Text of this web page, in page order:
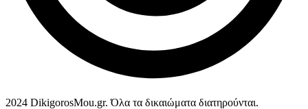
2024 DikigorosMou.gr. Όλα τα δικαιώματα διατηρούνται.